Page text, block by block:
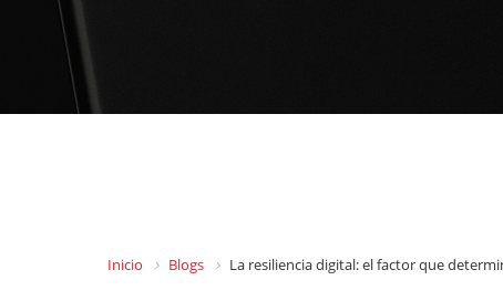
Inicio Blogs La resiliencia digital: el factor que